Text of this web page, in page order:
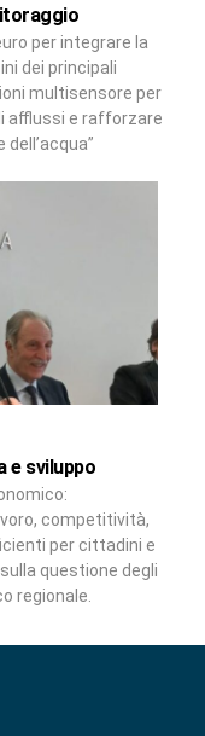
per integrare la
dei principali
multisensore per
afflussi e rafforzare
e sviluppo
competitività,
per cittadini e
questione degli
regionale.